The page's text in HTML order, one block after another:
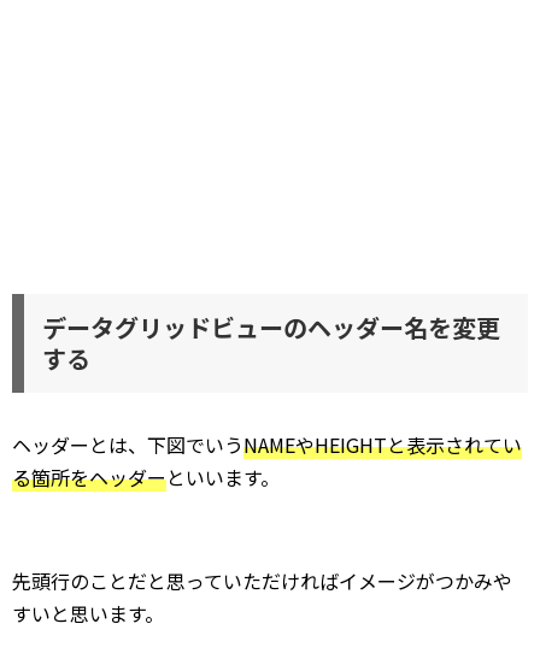
データグリッドビューのヘッダー名を変更
する
ヘッダーとは、下図でいうNAMEやHEIGHTと表示されてい
る箇所をヘッダーといいます。
先頭行のことだと思っていただければイメージがつかみや
すいと思います。